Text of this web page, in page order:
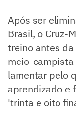
Após ser
Brasil, o Cruz-
treino antes da
meio-campista
lamentar pelo
aprendizado e
'trinta e oito